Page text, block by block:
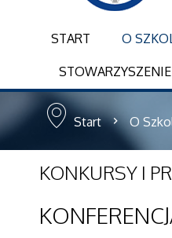
START O
STOWARZYSZENIE
Start O
KONKURSY I